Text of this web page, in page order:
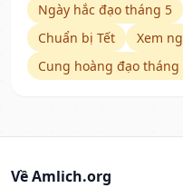
Ngày hắc đạo tháng 5
Chuẩn bị Tết
Xem
Cung hoàng đạo tháng
Về Amlich.org